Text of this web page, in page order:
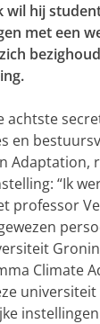
wil hij
met een
achtste
en
Adaptation,
“Ik
professor
Climate